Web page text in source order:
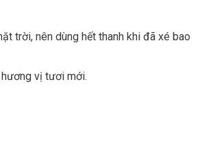
trời, nên dùng hết thanh khi đã xé bao
vị tươi mới.